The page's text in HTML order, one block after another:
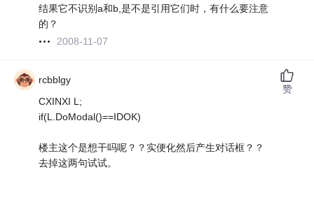
结果它不识别a和b,是不是引用它们时，有什么要注意
的？
2008-11-07
rcbblgy
CXINXI L;
if(L.DoModal()==IDOK)
楼主这个是想干吗呢？？实便化然后产生对话框？？
去掉这两句试试。
赞